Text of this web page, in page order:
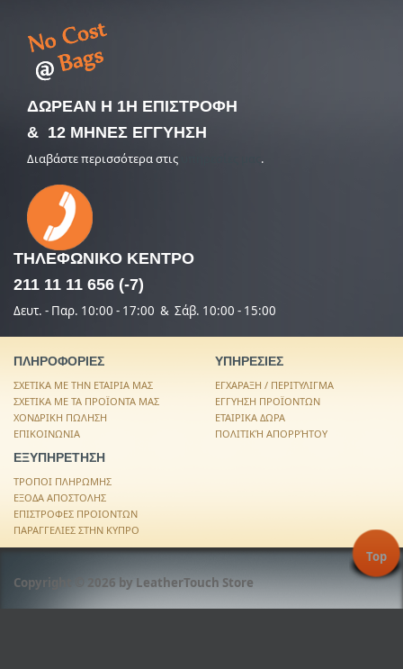
ΔΩΡΕΑΝ Η 1Η ΕΠΙΣΤΡΟΦΗ
& 12 ΜΗΝΕΣ ΕΓΓΥΗΣΗ
Διαβάστε περισσότερα στις .
ΤΗΛΕΦΩΝΙΚΟ ΚΕΝΤΡΟ
211 11 11 656 (-7)
Δευτ. - Παρ. 10:00 - 17:00 & Σάβ. 10:00 - 15:00
ΠΛΗΡΟΦΟΡΙΕΣ
ΣΧΕΤΙΚΑ ΜΕ ΤΗΝ ΕΤΑΙΡΙΑ ΜΑΣ
ΣΧΕΤΙΚΑ ΜΕ ΤΑ ΠΡΟΪΟΝΤΑ ΜΑΣ
ΧΟΝΔΡΙΚΗ ΠΩΛΗΣΗ
ΕΠΙΚΟΙΝΩΝΙΑ
ΥΠΗΡΕΣΙΕΣ
ΕΓΧΑΡΑΞΗ / ΠΕΡΙΤΥΛΙΓΜΑ
ΕΓΓΥΗΣΗ ΠΡΟΪΟΝΤΩΝ
ΕΤΑΙΡΙΚΑ ΔΩΡΑ
ΠΟΛΙΤΙΚΉ ΑΠΟΡΡΉΤΟΥ
ΕΞΥΠΗΡΕΤΗΣΗ
ΤΡΟΠΟΙ ΠΛΗΡΩΜΗΣ
ΕΞΟΔΑ ΑΠΟΣΤΟΛΗΣ
ΕΠΙΣΤΡΟΦΕΣ ΠΡΟΙΟΝΤΩΝ
ΠΑΡΑΓΓΕΛΙΕΣ ΣΤΗΝ ΚΥΠΡΟ
Copyright © 2026 by LeatherTouch Store
Top